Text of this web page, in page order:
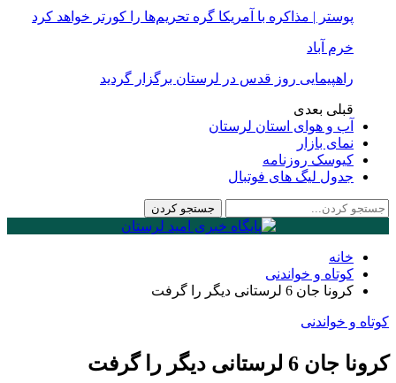
پوستر | مذاکره با آمریکا گره تحریم‌ها را کورتر خواهد کرد
خرم آباد
راهپیمایی روز قدس در لرستان برگزار گردید
قبلی بعدی
آب و هوای استان لرستان
نمای بازار
کیوسک روزنامه
جدول لیگ های فوتبال
خانه
کوتاه و خواندنی
کرونا جان 6 لرستانی دیگر را گرفت
کوتاه و خواندنی
کرونا جان 6 لرستانی دیگر را گرفت